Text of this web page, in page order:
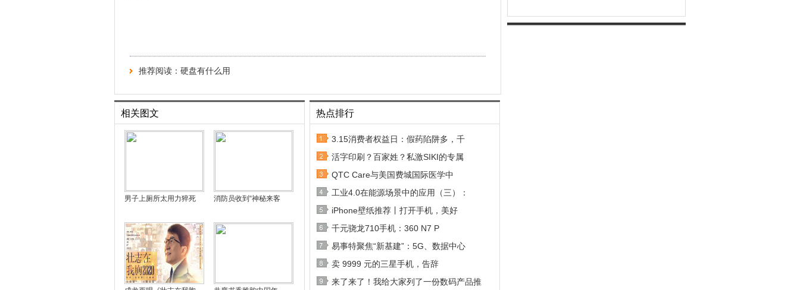
推荐阅读： 硬盘有什么用
相关图文
男子上厕所太用力猝死 消防员收到“神秘来客
热点排行
3.15消费者权益日：假药陷阱多，千
活字印刷？百家姓？私激SIKI的专属
QTC Care与美国费城国际医学中
工业4.0在能源场景中的应用（三）：
iPhone壁纸推荐丨打开手机，美好
千元骁龙710手机：360 N7 P
易事特聚焦“新基建”：5G、数据中心
卖 9999 元的三星手机，告辞
来了来了！我给大家列了一份数码产品推